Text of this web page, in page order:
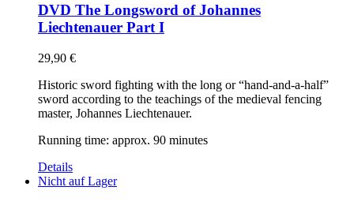
DVD The Longsword of Johannes
Liechtenauer Part I
29,90 €
Historic sword fighting with the long or “hand-and-a-half”
sword according to the teachings of the medieval fencing
master, Johannes Liechtenauer.
Running time: approx. 90 minutes
Details
Nicht auf Lager